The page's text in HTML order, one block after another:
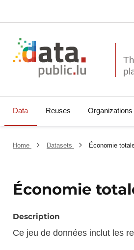
Data Reuses Organizations
Home Datasets Économie
Économie
Description
Ce jeu de données inclut les